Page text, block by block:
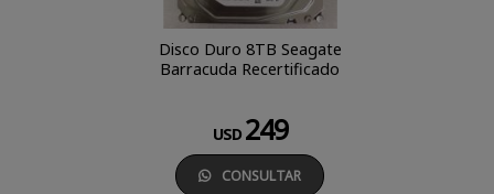
Disco Duro 8TB Seagate
Barracuda Recertificado
USD 249
CONSULTAR